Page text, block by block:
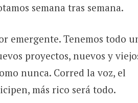
semana tras semana.
emergente. Tenemos todo
proyectos, nuevos y
nunca. Corred la voz, el
más rico será todo.